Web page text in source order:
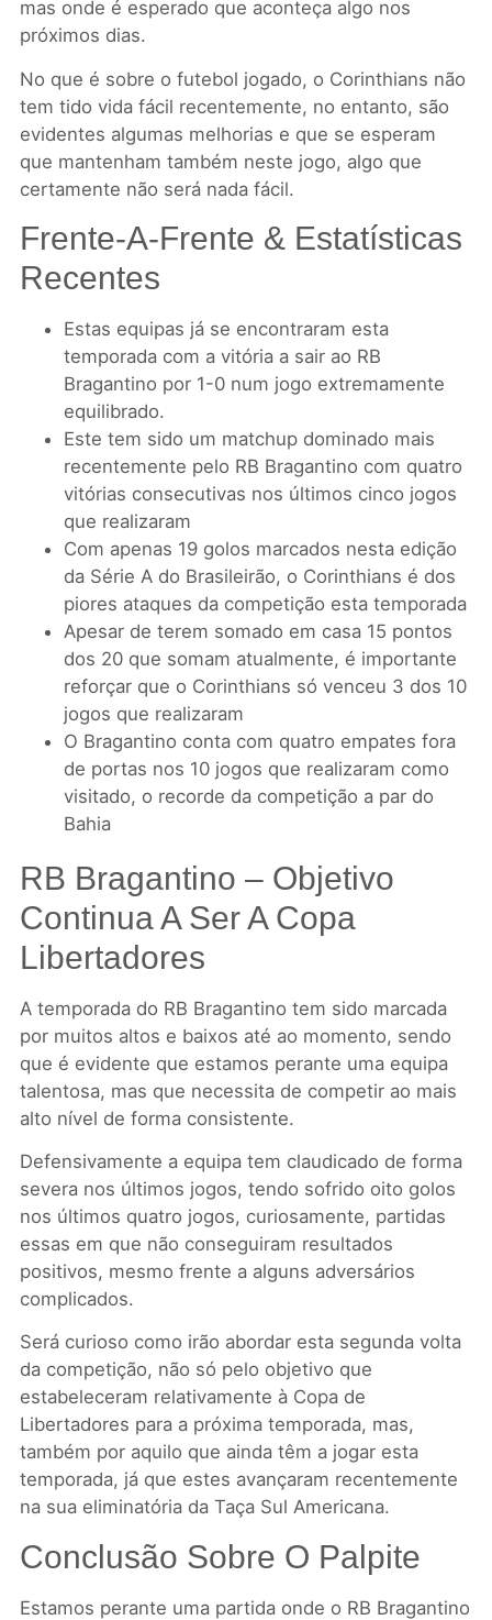
mas onde é esperado que aconteça algo nos
próximos dias.
No que é sobre o futebol jogado, o Corinthians não
tem tido vida fácil recentemente, no entanto, são
evidentes algumas melhorias e que se esperam
que mantenham também neste jogo, algo que
certamente não será nada fácil.
Frente-A-Frente & Estatísticas
Recentes
Estas equipas já se encontraram esta
temporada com a vitória a sair ao RB
Bragantino por 1-0 num jogo extremamente
equilibrado.
Este tem sido um matchup dominado mais
recentemente pelo RB Bragantino com quatro
vitórias consecutivas nos últimos cinco jogos
que realizaram
Com apenas 19 golos marcados nesta edição
da Série A do Brasileirão, o Corinthians é dos
piores ataques da competição esta temporada
Apesar de terem somado em casa 15 pontos
dos 20 que somam atualmente, é importante
reforçar que o Corinthians só venceu 3 dos 10
jogos que realizaram
O Bragantino conta com quatro empates fora
de portas nos 10 jogos que realizaram como
visitado, o recorde da competição a par do
Bahia
RB Bragantino – Objetivo
Continua A Ser A Copa
Libertadores
A temporada do RB Bragantino tem sido marcada
por muitos altos e baixos até ao momento, sendo
que é evidente que estamos perante uma equipa
talentosa, mas que necessita de competir ao mais
alto nível de forma consistente.
Defensivamente a equipa tem claudicado de forma
severa nos últimos jogos, tendo sofrido oito golos
nos últimos quatro jogos, curiosamente, partidas
essas em que não conseguiram resultados
positivos, mesmo frente a alguns adversários
complicados.
Será curioso como irão abordar esta segunda volta
da competição, não só pelo objetivo que
estabeleceram relativamente à Copa de
Libertadores para a próxima temporada, mas,
também por aquilo que ainda têm a jogar esta
temporada, já que estes avançaram recentemente
na sua eliminatória da Taça Sul Americana.
Conclusão Sobre O Palpite
Estamos perante uma partida onde o RB Bragantino